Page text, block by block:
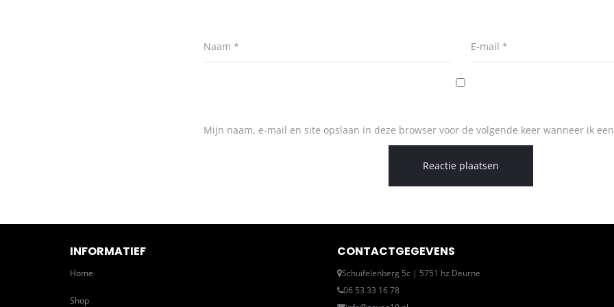
Naam * E-mail *
Mijn naam, e-mail en site opslaan in deze browser voor de volgende keer wanneer ik
INFORMATIEF
Home
Shop
CONTACTGEGEVENS
Schuifelenberg 5c | 5751 hz Deurne
06 53 33 16 78